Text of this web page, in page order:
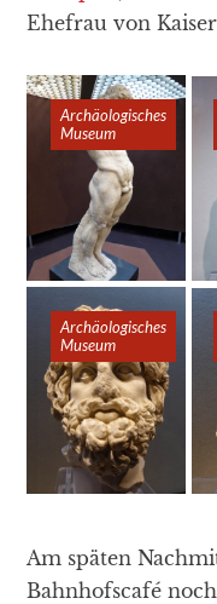
Ehefrau von
Archäologisches
Museum
Archäologisches
Museum
Am späten
Bahnhofscafé